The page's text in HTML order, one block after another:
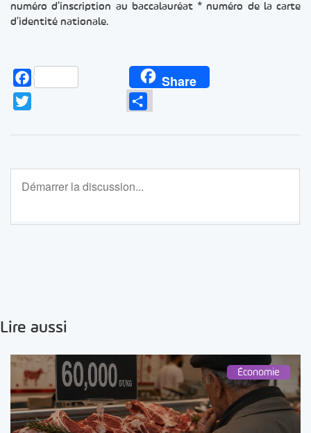
numéro d’inscription au baccalauréat * numéro de la carte
d’identité nationale.
Facebook Share
Lire aussi
Économie